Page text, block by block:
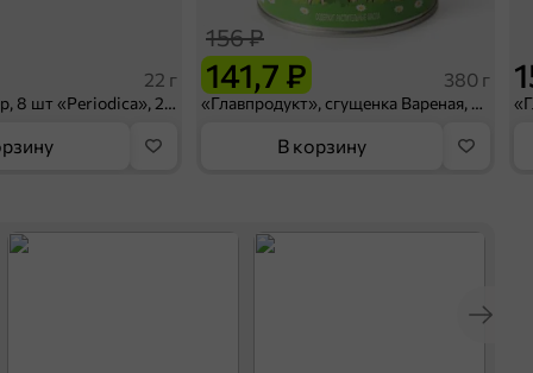
22 г
Тампоны Супер, 8 шт «Periodica», 22 г
156 ₽
141,7 ₽ 380 г
«Главпродукт», сгущенка Вареная, 380 г
В корзину